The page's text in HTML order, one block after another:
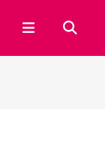
Ouvrir le